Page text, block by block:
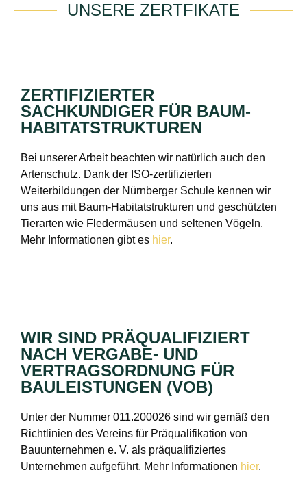
UNSERE ZERTFIKATE
ZERTIFIZIERTER
SACHKUNDIGER FÜR BAUM-
HABITATSTRUKTUREN
Bei unserer Arbeit beachten wir natürlich auch den
Artenschutz. Dank der ISO-zertifizierten
Weiterbildungen der Nürnberger Schule kennen wir
uns aus mit Baum-Habitatstrukturen und geschützten
Tierarten wie Fledermäusen und seltenen Vögeln.
Mehr Informationen gibt es hier.
WIR SIND PRÄQUALIFIZIERT
NACH VERGABE- UND
VERTRAGSORDNUNG FÜR
BAULEISTUNGEN (VOB)
Unter der Nummer 011.200026 sind wir gemäß den
Richtlinien des Vereins für Präqualifikation von
Bauunternehmen e. V. als präqualifiziertes
Unternehmen aufgeführt. Mehr Informationen hier.